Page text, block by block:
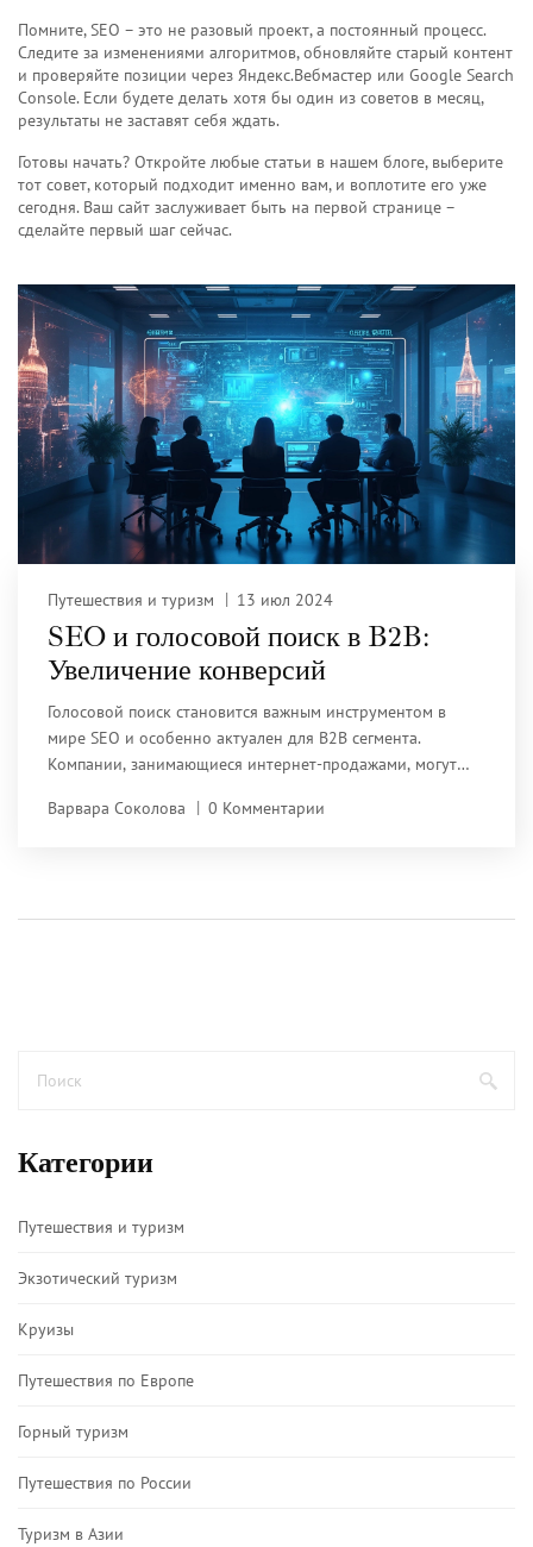
Помните, SEO – это не разовый проект, а постоянный процесс.
Следите за изменениями алгоритмов, обновляйте старый контент
и проверяйте позиции через Яндекс.Вебмастер или Google Search
Console. Если будете делать хотя бы один из советов в месяц,
результаты не заставят себя ждать.
Готовы начать? Откройте любые статьи в нашем блоге, выберите
тот совет, который подходит именно вам, и воплотите его уже
сегодня. Ваш сайт заслуживает быть на первой странице –
сделайте первый шаг сейчас.
Путешествия и туризм 13 июл 2024
SEO и голосовой поиск в B2B:
Увеличение конверсий
Голосовой поиск становится важным инструментом в
мире SEO и особенно актуален для B2B сегмента.
Компании, занимающиеся интернет-продажами, могут
контент для голосового поиска. Советы экспертов, таких
изменить подход к продвижению товаров и услуг в
Варвара Соколова 0 Комментарии
Категории
Путешествия и туризм
Экзотический туризм
Круизы
Путешествия по Европе
Горный туризм
Путешествия по России
Туризм в Азии